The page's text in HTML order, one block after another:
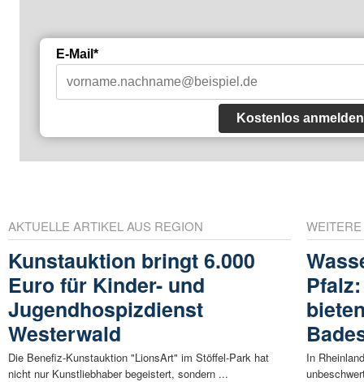
E-Mail*
Kostenlos anmelden
AKTUELLE ARTIKEL AUS REGION
Kunstauktion bringt 6.000
Euro für Kinder- und
Jugendhospizdienst
Westerwald
Die Benefiz-Kunstauktion "LionsArt" im Stöffel-Park hat
nicht nur Kunstliebhaber begeistert, sondern ...
In